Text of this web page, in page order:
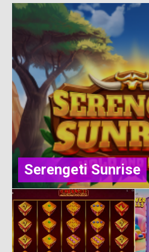
Serengeti Sunrise